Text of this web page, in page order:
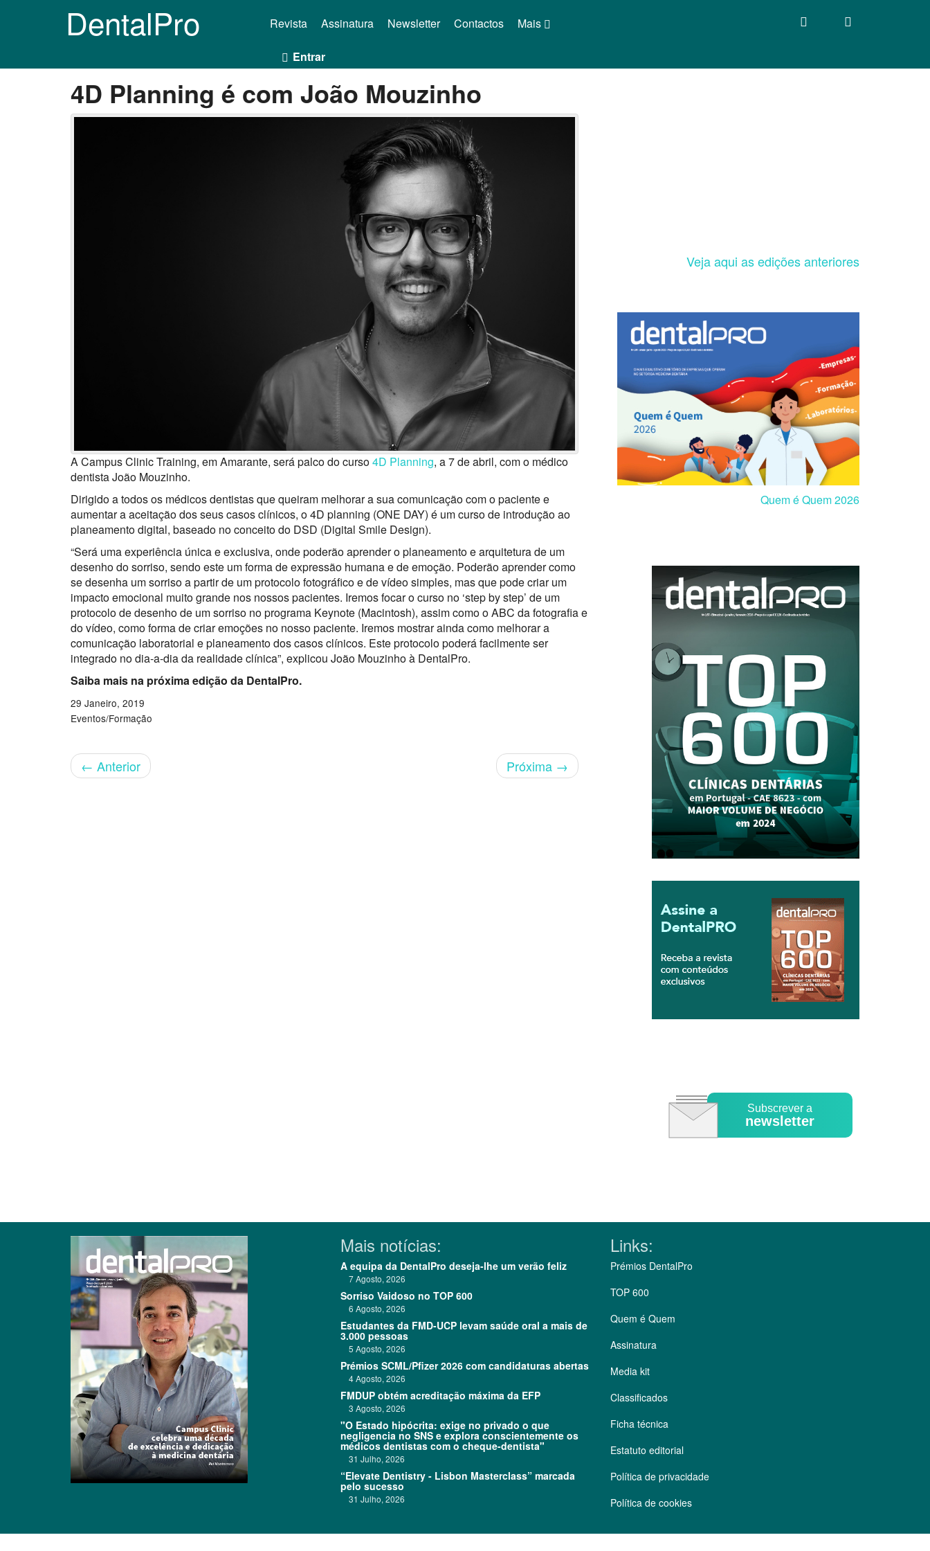
DentalPro Mais
Revista Assinatura Newsletter Contactos
Entrar
4D Planning é com João Mouzinho
A Campus Clinic Training, em Amarante, será palco do curso4D Planning, a 7 de abril, com o médico
dentista João Mouzinho.
Dirigido a todos os médicos dentistas que queiram melhorar a sua comunicação com o paciente e
aumentar a aceitação dos seus casos clínicos, o 4D planning (ONE DAY) é um curso de introdução ao
planeamento digital, baseado no conceito do DSD (Digital Smile Design).
“Será uma experiência única e exclusiva, onde poderão aprender o planeamento e arquitetura de um
desenho do sorriso, sendo este um forma de expressão humana e de emoção. Poderão aprender como
se desenha um sorriso a partir de um protocolo fotográfico e de vídeo simples, mas que pode criar um
impacto emocional muito grande nos nossos pacientes. Iremos focar o curso no ‘step by step’ de um
protocolo de desenho de um sorriso no programa Keynote (Macintosh), assim como o ABC da fotografia e
do vídeo, como forma de criar emoções no nosso paciente. Iremos mostrar ainda como melhorar a
comunicação laboratorial e planeamento dos casos clínicos. Este protocolo poderá facilmente ser
integrado no dia-a-dia da realidade clínica”, explicou João Mouzinho à DentalPro.
Saiba mais na próxima edição da DentalPro.
29 Janeiro, 2019
Eventos/Formação
← Anterior Próxima →
Veja aqui as edições anteriores
Quem é Quem 2026
Subscrever a
newsletter
Clique para ler
Mais notícias:
A equipa da DentalPro deseja-lhe um verão feliz
7 Agosto, 2026
Sorriso Vaidoso no TOP 600
6 Agosto, 2026
Estudantes da FMD-UCP levam saúde oral a mais de
3.000 pessoas
5 Agosto, 2026
Prémios SCML/Pfizer 2026 com candidaturas abertas
4 Agosto, 2026
FMDUP obtém acreditação máxima da EFP
3 Agosto, 2026
"O Estado hipócrita: exige no privado o que
negligencia no SNS e explora conscientemente os
médicos dentistas com o cheque-dentista"
31 Julho, 2026
“Elevate Dentistry - Lisbon Masterclass” marcada
pelo sucesso
31 Julho, 2026
Links:
Prémios DentalPro
TOP 600
Quem é Quem
Assinatura
Media kit
Classificados
Ficha técnica
Estatuto editorial
Política de privacidade
Política de cookies